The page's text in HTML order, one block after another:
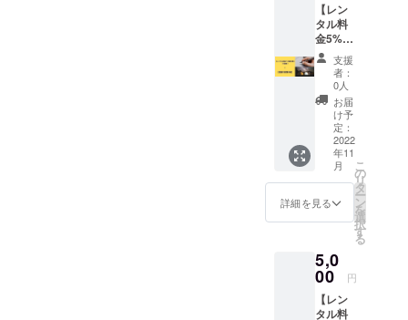
【レン
タル料
金5%割
引券】
（1回
分）＋
【感謝
の直筆
手紙】
レンタ
ル時の
合計料
金から
5%割引
券と直
筆手紙
ます。
※入力し
ていた
だきま
した住
支援
者：
0人
お届
け予
定：
2022
年11
月
詳細を見る
こ
の
リ
タ
ー
ン
を
選
択
す
る
5,0
00 円
【レン
タル料